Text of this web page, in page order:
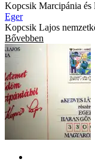
Kopcsik Marcipánia és
Eger
Kopcsik Lajos
Bővebben